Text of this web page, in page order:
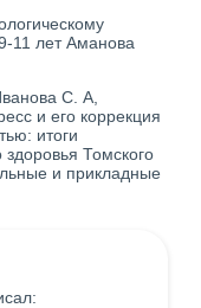
11 лет Аманова
С. А,
и его коррекция
итоги
Томского
и прикладные